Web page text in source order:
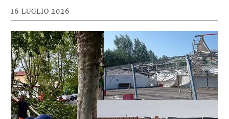
16 LUGLIO 2026